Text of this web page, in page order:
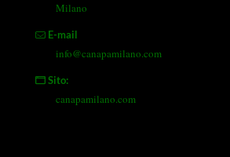
Milano
E-mail
info@canapamilano.com
Sito:
canapamilano.com